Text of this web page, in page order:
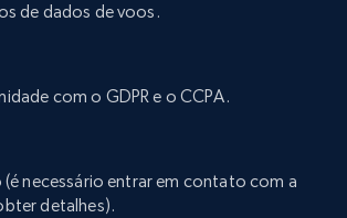
de dados de voos.
com o GDPR e o CCPA.
(é necessário entrar em contato com a
detalhes).